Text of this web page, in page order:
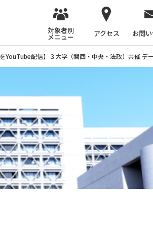
対象者別
メニュー アクセス お問
をYouTube配信】３大学（関西・中央・法政）共催 デ